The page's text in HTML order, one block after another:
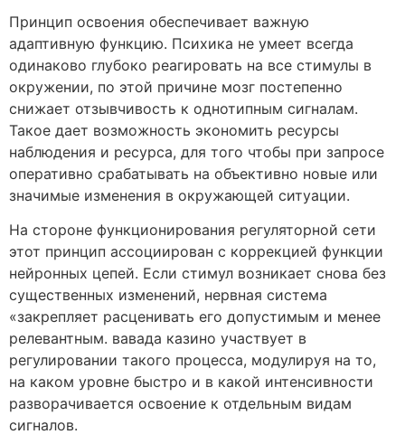
Принцип освоения обеспечивает важную
адаптивную функцию. Психика не умеет всегда
одинаково глубоко реагировать на все стимулы в
окружении, по этой причине мозг постепенно
снижает отзывчивость к однотипным сигналам.
Такое дает возможность экономить ресурсы
наблюдения и ресурса, для того чтобы при запросе
оперативно срабатывать на объективно новые или
значимые изменения в окружающей ситуации.
На стороне функционирования регуляторной сети
этот принцип ассоциирован с коррекцией функции
нейронных цепей. Если стимул возникает снова без
существенных изменений, нервная система
«закрепляет расценивать его допустимым и менее
релевантным. вавада казино участвует в
регулировании такого процесса, модулируя на то,
на каком уровне быстро и в какой интенсивности
разворачивается освоение к отдельным видам
сигналов.